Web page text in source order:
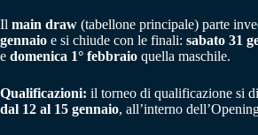
Il main draw (tabellone principale) parte
gennaio e si chiude con le finali: sabato 31
e domenica 1° febbraio quella maschile.
Qualificazioni: il torneo di qualificazione si
dal 12 al 15 gennaio, all’interno